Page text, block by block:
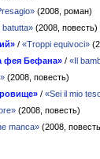
(2008, роман)
batutta» (2008, повесть)
/ «Troppi equivoci»
фея Бефана» / «Il
(2008, повесть)
/ «Sei il mio
(2008, повесть)
manca» (2008,